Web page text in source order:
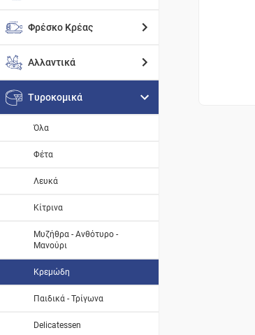
Φρέσκο Κρέας
Αλλαντικά
Τυροκομικά
Όλα
Φέτα
Λευκά
Κίτρινα
Μυζήθρα - Ανθότυρο -
Μανούρι
Κρεμώδη
Παιδικά - Τρίγωνα
Delicatessen